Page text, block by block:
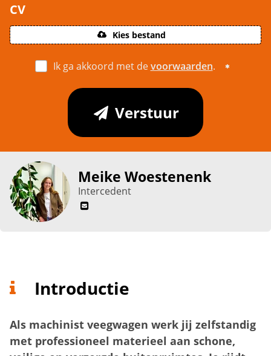
Meike Woestenenk
Intercedent
CV
Kies bestand
Ik ga akkoord met devoorwaarden.
Verstuur
Introductie
Als machinist veegwagen werk jij zelfstandig
met professioneel materieel aan schone,